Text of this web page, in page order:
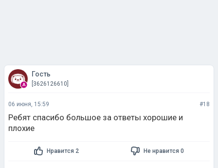
Гость
[3626126610]
06 июня, 15:59 #18
Ребят спасибо большое за ответы хорошие и
плохие
Нравится 2 Не нравится 0